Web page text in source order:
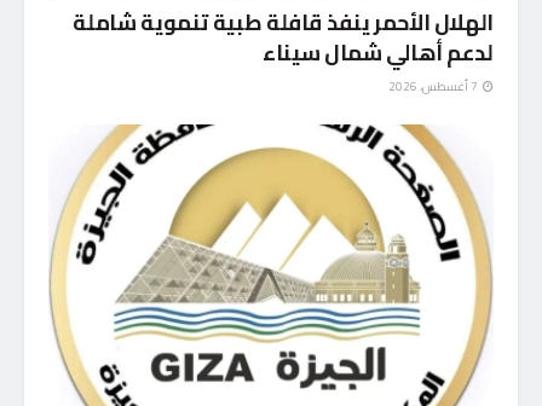
الهلال الأحمر ينفذ قافلة طبية تنموية شاملة
لدعم أهالي شمال سيناء